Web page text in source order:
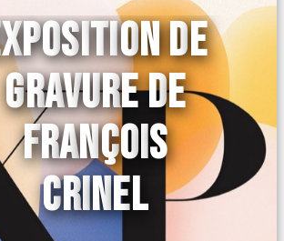
EXPOSITION DE
GRAVURE DE
FRANÇOIS
CRINEL